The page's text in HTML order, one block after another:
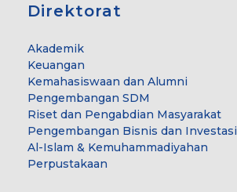
Direktorat
Akademik
Keuangan
Kemahasiswaan dan Alumni
Pengembangan SDM
Riset dan Pengabdian Masyarakat
Pengembangan Bisnis dan Investasi
Al-Islam & Kemuhammadiyahan
Perpustakaan